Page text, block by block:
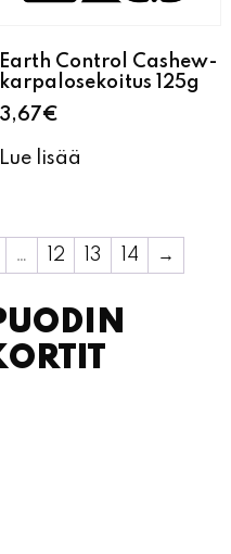
Earth Control Cashew-
karpalosekoitus 125g
3,67€
Lue lisää
… 12 13 14 →